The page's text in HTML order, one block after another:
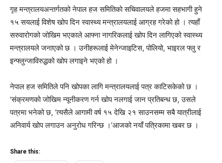
गृह मन्त्रालयअन्तर्गतको नेपाल हज समितिको सचिवालयले हजमा सहभागी हुने
१५ सयलाई विशेष खोप दिन स्वास्थ्य मन्त्रालयलाई आग्रह गरेको हो । त्यहाँ
सरुवारोगको जोखिम भएकाले आफ्ना नागरिकलाई खोप दिन लागिएको स्वास्थ्य
मन्त्रालयले जनाएको छ । उनीहरूलाई मेनेन्जाइटिस, पोलियो, भाइरल फ्लु र
इन्फ्लुन्जाविरुद्धको खोप लगाइने भएको हो ।
नेपाल हज समितिले पनि खोपका लागि मन्त्रालयलाई पत्र काटिसकेको छ ।
‘संक्रमणको जोखिम न्यूनीकरण गर्न खोप नलगाई जान प्रतिबन्ध छ, उसले
पत्रमा भनेको छ, ‘त्यसैले आगामी वर्ष १५ देखि २१ साउनसम्म सबै यात्रीलाई
अनिवार्य खोप लगाउन अनुरोध गरिन्छ ।’आजको नयाँ पत्रिकामा खबर छ ।
Share this: